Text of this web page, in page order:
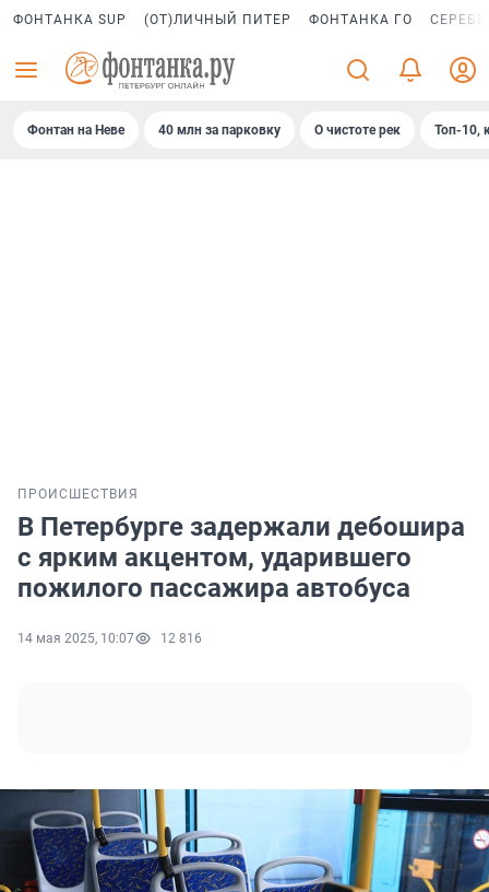
ФОНТАНКА SUP (ОТ)ЛИЧНЫЙ ПИТЕР ФОНТАНКА ГО
Фонтан на Неве 40 млн за парковку О чистоте рек Топ-10,
ПРОИСШЕСТВИЯ
В Петербурге задержали дебошира
с ярким акцентом, ударившего
пожилого пассажира автобуса
14 мая 2025, 10:07 12 816